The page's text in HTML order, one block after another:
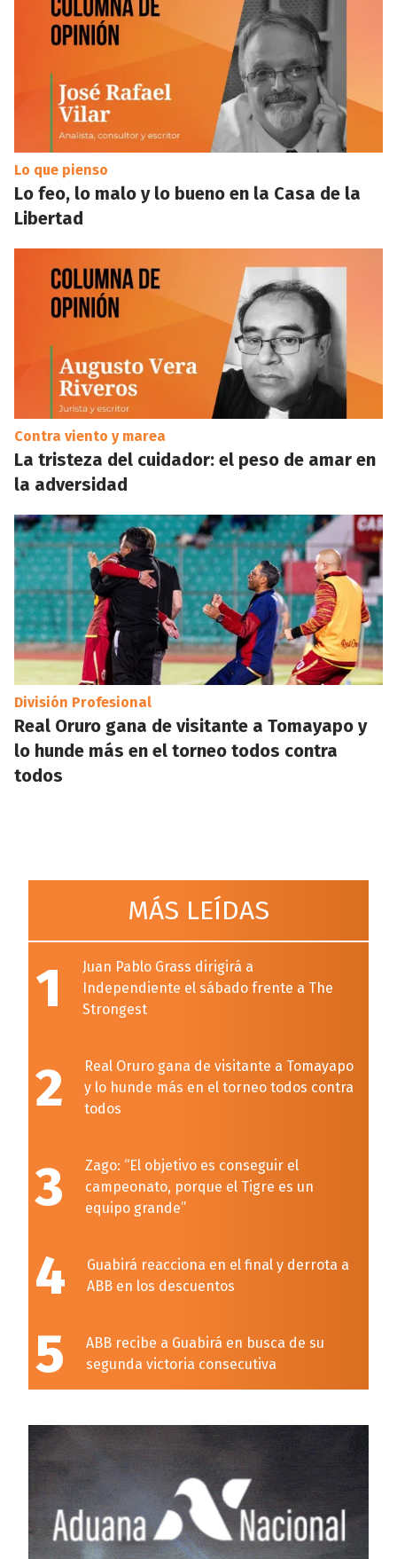
Lo que pienso
Lo feo, lo malo y lo bueno en la Casa de la
Libertad
Contra viento y marea
La tristeza del cuidador: el peso de amar en
la adversidad
División Profesional
Real Oruro gana de visitante a Tomayapo y
lo hunde más en el torneo todos contra
todos
MÁS LEÍDAS
1
Juan Pablo Grass dirigirá a
Independiente el sábado frente a The
Strongest
2
Real Oruro gana de visitante a Tomayapo
y lo hunde más en el torneo todos contra
todos
3
Zago: “El objetivo es conseguir el
campeonato, porque el Tigre es un
equipo grande”
4
Guabirá reacciona en el final y derrota a
ABB en los descuentos
5
ABB recibe a Guabirá en busca de su
segunda victoria consecutiva